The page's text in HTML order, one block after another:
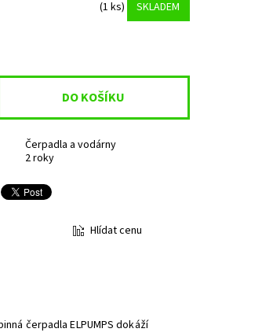
(1 ks) SKLADEM
Čerpadla a vodárny
2 roky
Hlídat cenu
čerpadla ELPUMPS dokáží